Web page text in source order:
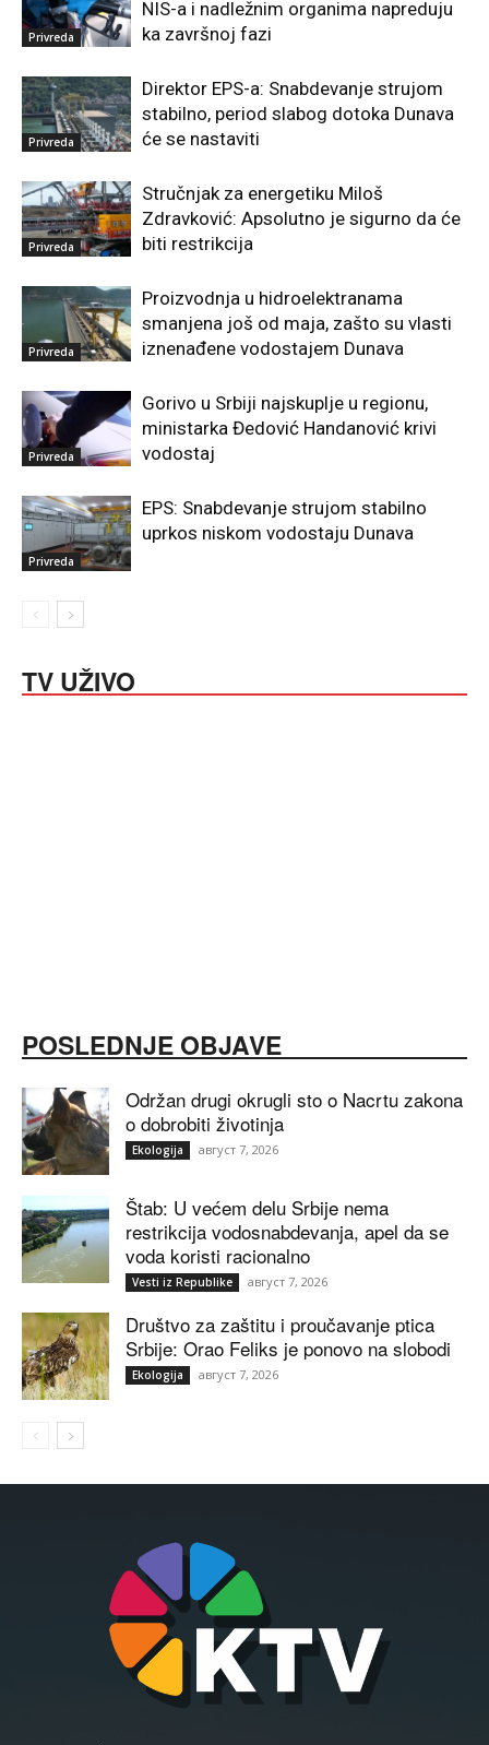
Privreda
NIS-a i nadležnim organima napreduju
ka završnoj fazi
Privreda
Direktor EPS-a: Snabdevanje strujom
stabilno, period slabog dotoka Dunava
će se nastaviti
Privreda
Stručnjak za energetiku Miloš
Zdravković: Apsolutno je sigurno da će
biti restrikcija
Privreda
Proizvodnja u hidroelektranama
smanjena još od maja, zašto su vlasti
iznenađene vodostajem Dunava
Privreda
Gorivo u Srbiji najskuplje u regionu,
ministarka Đedović Handanović krivi
vodostaj
Privreda
EPS: Snabdevanje strujom stabilno
uprkos niskom vodostaju Dunava
TV UŽIVO
POSLEDNJE OBJAVE
Održan drugi okrugli sto o Nacrtu zakona
o dobrobiti životinja
Ekologija август 7, 2026
Štab: U većem delu Srbije nema
restrikcija vodosnabdevanja, apel da se
voda koristi racionalno
Vesti iz Republike август 7, 2026
Društvo za zaštitu i proučavanje ptica
Srbije: Orao Feliks je ponovo na slobodi
Ekologija август 7, 2026